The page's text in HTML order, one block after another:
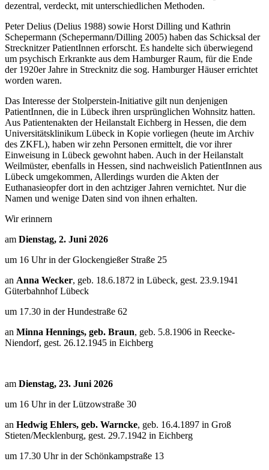
dezentral, verdeckt, mit unterschiedlichen Methoden.
Peter Delius (Delius 1988) sowie Horst Dilling und Kathrin
Schepermann (Schepermann/Dilling 2005) haben das Schicksal der
Strecknitzer PatientInnen erforscht. Es handelte sich überwiegend
um psychisch Erkrankte aus dem Hamburger Raum, für die Ende
der 1920er Jahre in Strecknitz die sog. Hamburger Häuser errichtet
worden waren.
Das Interesse der Stolperstein-Initiative gilt nun denjenigen
PatientInnen, die in Lübeck ihren ursprünglichen Wohnsitz hatten.
Aus Patientenakten der Heilanstalt Eichberg in Hessen, die dem
Universitätsklinikum Lübeck in Kopie vorliegen (heute im Archiv
des ZKFL), haben wir zehn Personen ermittelt, die vor ihrer
Einweisung in Lübeck gewohnt haben. Auch in der Heilanstalt
Weilmüster, ebenfalls in Hessen, sind nachweislich PatientInnen aus
Lübeck umgekommen, Allerdings wurden die Akten der
Euthanasieopfer dort in den achtziger Jahren vernichtet. Nur die
Namen und wenige Daten sind von ihnen erhalten.
Wir erinnern
am Dienstag, 2. Juni 2026
um 16 Uhr in der Glockengießer Straße 25
an Anna Wecker, geb. 18.6.1872 in Lübeck, gest. 23.9.1941
Güterbahnhof Lübeck
um 17.30 in der Hundestraße 62
an Minna Hennings, geb. Braun, geb. 5.8.1906 in Reecke-
Niendorf, gest. 26.12.1945 in Eichberg
am Dienstag, 23. Juni 2026
um 16 Uhr in der Lützowstraße 30
an Hedwig Ehlers, geb. Warncke, geb. 16.4.1897 in Groß
Stieten/Mecklenburg, gest. 29.7.1942 in Eichberg
um 17.30 Uhr in der Schönkampstraße 13